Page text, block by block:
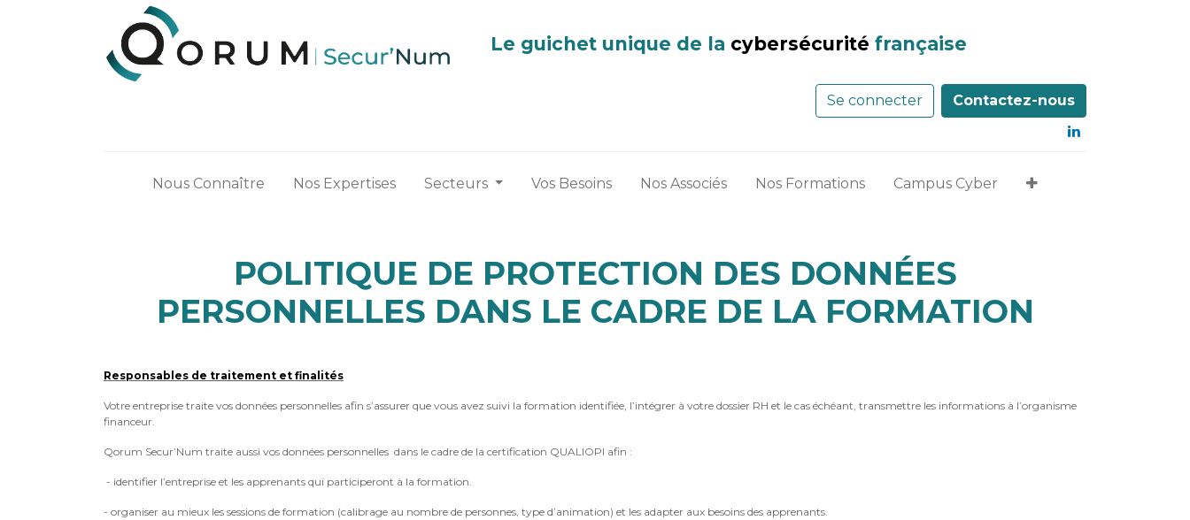
Le guichet unique de la cybersécurité française
Se connecter Contactez-nous
Nous Connaître Nos Expertises Secteurs Vos Besoins Nos Associés Nos Formations Campus Cyber
POLITIQUE DE PROTECTION DES DONNÉES
PERSONNELLES DANS LE CADRE DE LA FORMATION
Responsables de traitement et finalités
Votre entreprise traite vos données personnelles afin s’assurer que vous avez suivi la formation identifiée, l’intégrer à votre dossier RH et le cas échéant, transmettre les informations à l’organisme
financeur.
Qorum Secur’Num traite aussi vos données personnelles dans le cadre de la certification QUALIOPI afin :
- identifier l’entreprise et les apprenants qui participeront à la formation.
- organiser au mieux les sessions de formation (calibrage au nombre de personnes, type d’animation) et les adapter aux besoins des apprenants.